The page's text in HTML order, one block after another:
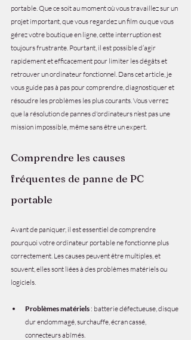
portable. Que ce soit au moment où vous travaillez sur un
projet important, que vous regardez un film ou que vous
gérez votre boutique en ligne, cette interruption est
toujours frustrante. Pourtant, il est possible d’agir
rapidement et efficacement pour limiter les dégâts et
retrouver un ordinateur fonctionnel. Dans cet article, je
vous guide pas à pas pour comprendre, diagnostiquer et
résoudre les problèmes les plus courants. Vous verrez
que la résolution de pannes d'ordinateurs n’est pas une
mission impossible, même sans être un expert.
Comprendre les causes
fréquentes de panne de PC
portable
Avant de paniquer, il est essentiel de comprendre
pourquoi votre ordinateur portable ne fonctionne plus
correctement. Les causes peuvent être multiples, et
souvent, elles sont liées à des problèmes matériels ou
logiciels.
Problèmes matériels : batterie défectueuse, disque
dur endommagé, surchauffe, écran cassé,
connecteurs abîmés.